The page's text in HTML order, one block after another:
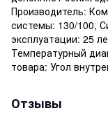
Производитель:
системы: 130/100,
эксплуатации: 25
Температурный
товара: Угол
Отзывы